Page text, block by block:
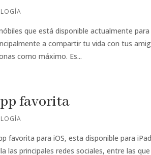
que está disponible actualmente para
a compartir tu vida con tus
como máximo. Es...
favorita
favorita para iOS, esta disponible para
las principales redes sociales, entre las